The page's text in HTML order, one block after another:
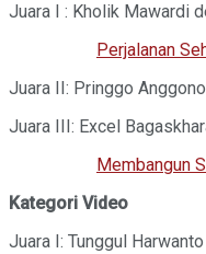
Juara I : Kholik Mawardi
Perjalanan
Juara II: Pringgo
Juara III: Excel
Membangun
Kategori Video
Juara I: Tunggul